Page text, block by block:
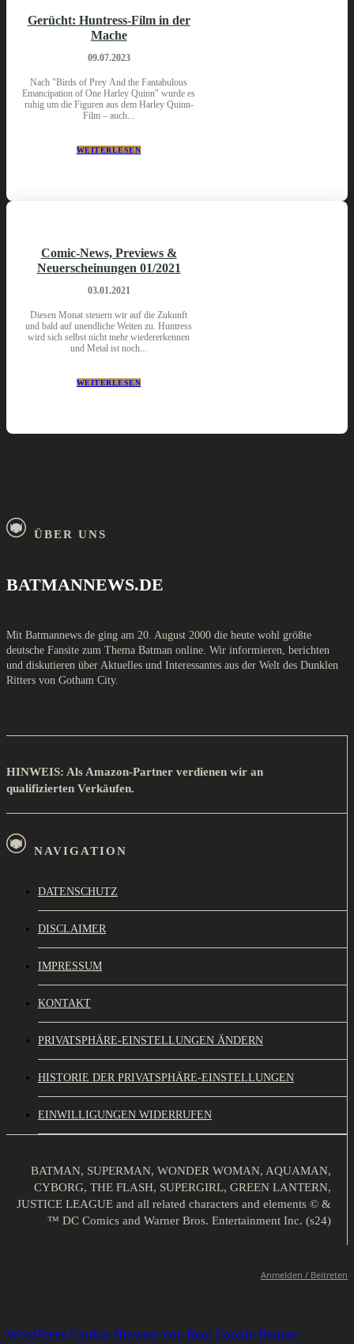
Gerücht: Huntress-Film in der
Mache
09.07.2023
Nach "Birds of Prey And the Fantabulous
Emancipation of One Harley Quinn" wurde es
ruhig um die Figuren aus dem Harley Quinn-
Film – auch...
WEITERLESEN
Comic-News, Previews &
Neuerscheinungen 01/2021
03.01.2021
Diesen Monat steuern wir auf die Zukunft
und bald auf unendliche Weiten zu. Huntress
wird sich selbst nicht mehr wiedererkennen
und Metal ist noch...
WEITERLESEN
ÜBER UNS
BATMANNEWS.DE
Mit Batmannews.de ging am 20. August 2000 die heute wohl größte
deutsche Fansite zum Thema Batman online. Wir informieren, berichten
und diskutieren über Aktuelles und Interessantes aus der Welt des Dunklen
Ritters von Gotham City.
HINWEIS: Als Amazon-Partner verdienen wir an
qualifizierten Verkäufen.
NAVIGATION
DATENSCHUTZ
DISCLAIMER
IMPRESSUM
KONTAKT
PRIVATSPHÄRE-EINSTELLUNGEN ÄNDERN
HISTORIE DER PRIVATSPHÄRE-EINSTELLUNGEN
EINWILLIGUNGEN WIDERRUFEN
BATMAN, SUPERMAN, WONDER WOMAN, AQUAMAN,
CYBORG, THE FLASH, SUPERGIRL, GREEN LANTERN,
JUSTICE LEAGUE and all related characters and elements © &
™ DC Comics and Warner Bros. Entertainment Inc. (s24)
Anmelden / Beitreten
WordPress Cookie Hinweis von Real Cookie Banner